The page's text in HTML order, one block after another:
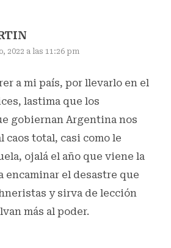
2022 a las 11:26 pm
a mi país, por llevarlo en el
lastima que los
gobiernan Argentina nos
caos total, casi como le
ojalá el año que viene la
encaminar el desastre que
y sirva de lección
más al poder.